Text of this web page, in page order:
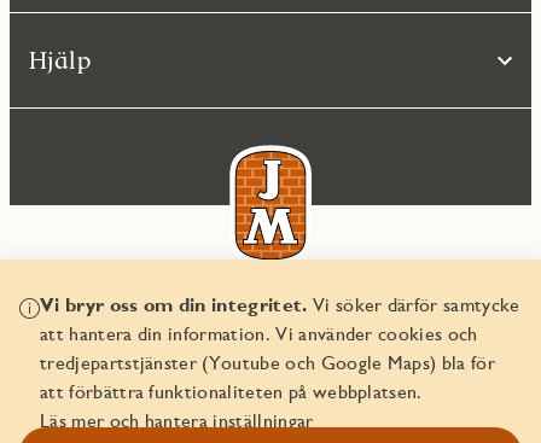
Vi bryr oss om din integritet. Vi söker därför samtycke
att hantera din information. Vi använder cookies och
tredjepartstjänster (Youtube och Google Maps) bla för
att förbättra funktionaliteten på webbplatsen.
Läs mer och hantera inställningar
Hjälp
© JM AB 2026
Organisationsnummer 556045-2103